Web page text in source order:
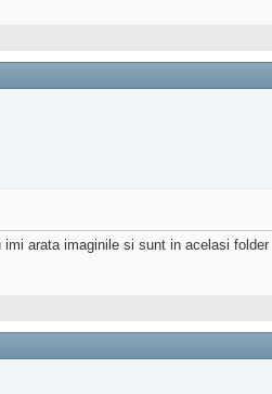
arata imaginile si sunt in acelasi folder